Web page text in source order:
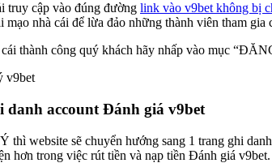
truy cập vào đúng đường link vào v9bet không bị
nhà cái để lừa đảo những thành viên tham gia
thành công quý khách hãy nhấp vào mục
account Đánh giá v9bet
website sẽ chuyển hướng sang 1 trang ghi
hơn trong việc rút tiền và nạp tiền Đánh giá v9bet.